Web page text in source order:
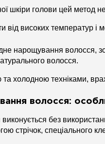
шкіри голови цей метод
від високих температур і
нарощування волосся,
волосся.
холодною техніками,
волосся:
без
стрічок, спеціального